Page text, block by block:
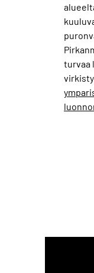
turvaa